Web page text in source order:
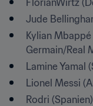
FlorianWirtz
Jude
Kylian
Germain/Real
Lamine Yamal
Lionel Messi
Rodri